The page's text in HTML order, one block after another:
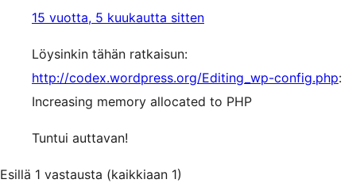
15 vuotta, 5 kuukautta sitten
Löysinkin tähän ratkaisun:
http://codex.wordpress.org/Editing_wp-config.php:
Increasing memory allocated to PHP
Tuntui auttavan!
Esillä 1 vastausta (kaikkiaan 1)